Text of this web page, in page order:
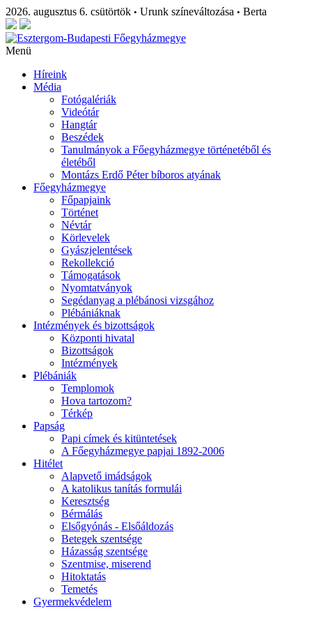
2026. augusztus 6. csütörtök • Urunk színeváltozása • Berta
Menü
Híreink
Média
Fotógalériák
Videótár
Hangtár
Beszédek
Tanulmányok a Főegyházmegye történetéből és
életéből
Montázs Erdő Péter bíboros atyának
Főegyházmegye
Főpapjaink
Történet
Névtár
Körlevelek
Gyászjelentések
Rekollekció
Támogatások
Nyomtatványok
Segédanyag a plébánosi vizsgához
Plébániáknak
Intézmények és bizottságok
Központi hivatal
Bizottságok
Intézmények
Plébániák
Templomok
Hova tartozom?
Térkép
Papság
Papi címek és kitüntetések
A Főegyházmegye papjai 1892-2006
Hitélet
Alapvető imádságok
A katolikus tanítás formulái
Keresztség
Bérmálás
Elsőgyónás - Elsőáldozás
Betegek szentsége
Házasság szentsége
Szentmise, miserend
Hitoktatás
Temetés
Gyermekvédelem